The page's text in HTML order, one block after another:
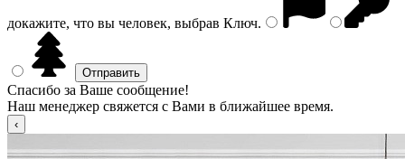
докажите, что вы человек, выбрав Ключ.
Спасибо за Ваше сообщение!
Наш менеджер свяжется с Вами в ближайшее время.